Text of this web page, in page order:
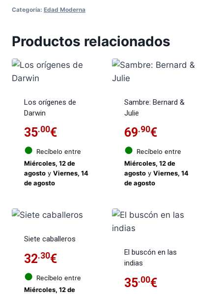
Categoría: Edad Moderna
Productos relacionados
Los orígenes de
Darwin
35.00€
● Recíbelo entre
Miércoles, 12 de
agostoy Viernes, 14
de agosto
Sambre: Bernard &
Julie
69.90€
● Recíbelo entre
Miércoles, 12 de
agostoy Viernes, 14
de agosto
Siete caballeros
32.30€
● Recíbelo entre
Miércoles, 12 de
El buscón en las
indias
35.00€